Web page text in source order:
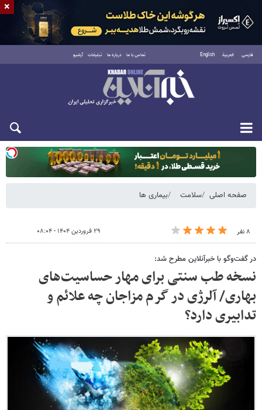
فارسی العربية English تماس با ما درباره ما تبلیغات آرشیو
یکشنبه ۱۸ مرداد ۱۴۰۵
صفحه اصلی سلامت بیماری ها
۸ نفر ۲۹ فروردین ۱۴۰۴ - ۰۸:۰۴
در گفت‌وگو با خبرآنلاین مطرح شد:
نسخه طب سنتی برای مهار حساسیت‌های
بهاری/ آلرژی در گرم مزاجان چه علائم و
تدابیری دارد؟
×